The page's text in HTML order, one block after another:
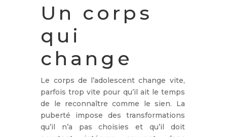
Un corps
qui
change
Le corps de l’adolescent change vite,
parfois trop vite pour qu’il ait le temps
de le reconnaître comme le sien. La
puberté impose des transformations
qu’il n’a pas choisies et qu’il doit